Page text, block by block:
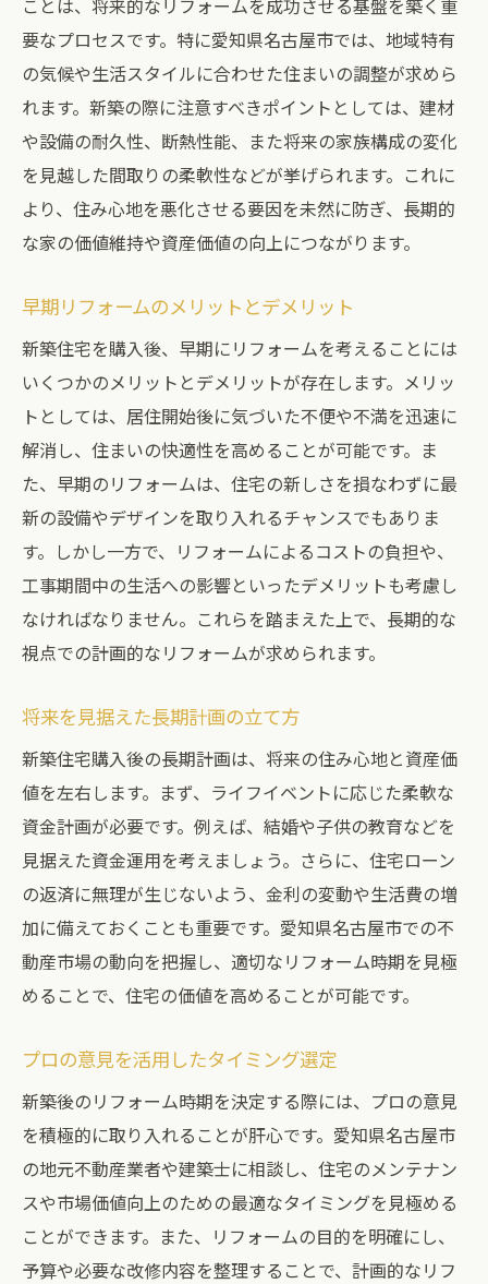
ことは、将来的なリフォームを成功させる基盤を築く重
要なプロセスです。特に愛知県名古屋市では、地域特有
の気候や生活スタイルに合わせた住まいの調整が求めら
れます。新築の際に注意すべきポイントとしては、建材
や設備の耐久性、断熱性能、また将来の家族構成の変化
を見越した間取りの柔軟性などが挙げられます。これに
より、住み心地を悪化させる要因を未然に防ぎ、長期的
な家の価値維持や資産価値の向上につながります。
早期リフォームのメリットとデメリット
新築住宅を購入後、早期にリフォームを考えることには
いくつかのメリットとデメリットが存在します。メリッ
トとしては、居住開始後に気づいた不便や不満を迅速に
解消し、住まいの快適性を高めることが可能です。ま
た、早期のリフォームは、住宅の新しさを損なわずに最
新の設備やデザインを取り入れるチャンスでもありま
す。しかし一方で、リフォームによるコストの負担や、
工事期間中の生活への影響といったデメリットも考慮し
なければなりません。これらを踏まえた上で、長期的な
視点での計画的なリフォームが求められます。
将来を見据えた長期計画の立て方
新築住宅購入後の長期計画は、将来の住み心地と資産価
値を左右します。まず、ライフイベントに応じた柔軟な
資金計画が必要です。例えば、結婚や子供の教育などを
見据えた資金運用を考えましょう。さらに、住宅ローン
の返済に無理が生じないよう、金利の変動や生活費の増
加に備えておくことも重要です。愛知県名古屋市での不
動産市場の動向を把握し、適切なリフォーム時期を見極
めることで、住宅の価値を高めることが可能です。
プロの意見を活用したタイミング選定
新築後のリフォーム時期を決定する際には、プロの意見
を積極的に取り入れることが肝心です。愛知県名古屋市
の地元不動産業者や建築士に相談し、住宅のメンテナン
スや市場価値向上のための最適なタイミングを見極める
ことができます。また、リフォームの目的を明確にし、
予算や必要な改修内容を整理することで、計画的なリフ